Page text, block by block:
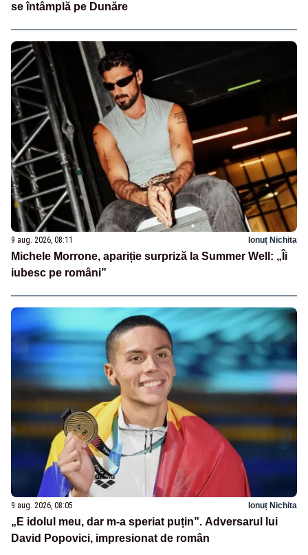
se întâmplă pe Dunăre
9 aug. 2026, 08:11 Ionuț Nichita
Michele Morrone, apariție surpriză la Summer Well: „Îi
iubesc pe români”
9 aug. 2026, 08:05 Ionuț Nichita
„E idolul meu, dar m-a speriat puțin”. Adversarul lui
David Popovici, impresionat de român